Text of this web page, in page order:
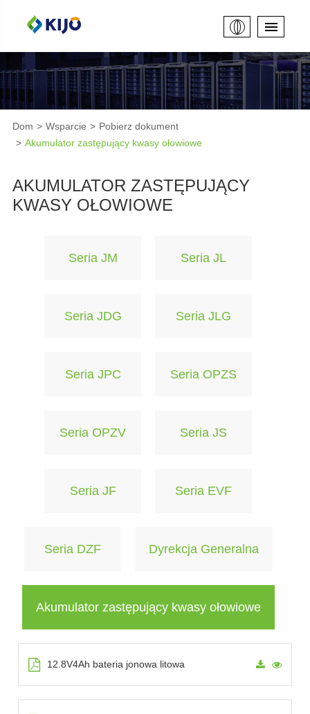
Dom Wsparcie
Pobierz dokument
Akumulator zastępujący kwasy ołowiowe
AKUMULATOR ZASTĘPUJĄCY
KWASY OŁOWIOWE
Seria JM Seria JL
Seria JDG Seria JLG
Seria JPC Seria OPZS
Seria OPZV Seria JS
Seria JF Seria EVF
Seria DZF Dyrekcja Generalna
Akumulator zastępujący kwasy ołowiowe
12.8V4Ah bateria jonowa litowa